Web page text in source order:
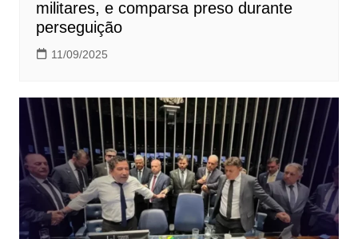
militares, e comparsa preso durante
perseguição
11/09/2025